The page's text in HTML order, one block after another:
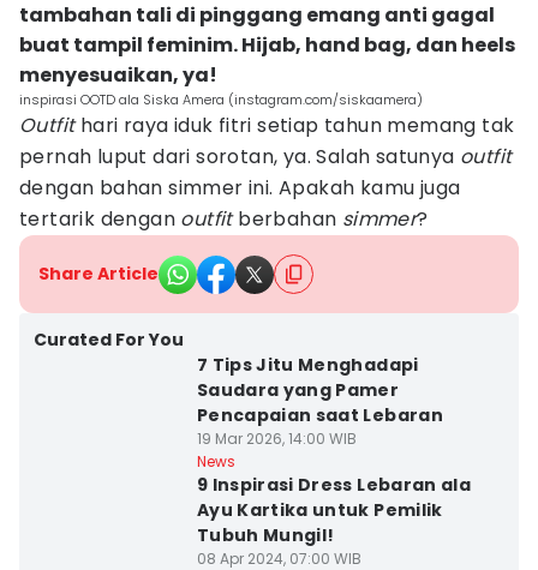
tambahan tali di pinggang emang anti gagal
buat tampil feminim. Hijab, hand bag, dan heels
menyesuaikan, ya!
inspirasi OOTD ala Siska Amera (instagram.com/siskaamera)
Outfithari raya iduk fitri setiap tahun memang tak
pernah luput dari sorotan, ya. Salah satunya outfit
dengan bahan simmer ini. Apakah kamu juga
tertarik dengan outfitberbahan simmer?
Share Article
Curated For You
7 Tips Jitu Menghadapi
Saudara yang Pamer
Pencapaian saat Lebaran
19 Mar 2026, 14:00 WIB
News
9 Inspirasi Dress Lebaran ala
Ayu Kartika untuk Pemilik
Tubuh Mungil!
08 Apr 2024, 07:00 WIB